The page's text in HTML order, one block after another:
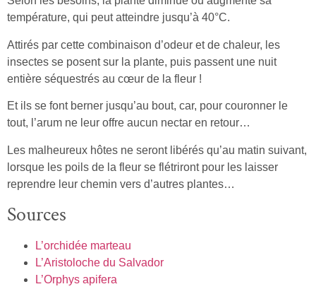
température, qui peut atteindre jusqu’à 40°C.
Attirés par cette combinaison d’odeur et de chaleur, les
insectes se posent sur la plante, puis passent une nuit
entière séquestrés au cœur de la fleur !
Et ils se font berner jusqu’au bout, car, pour couronner le
tout, l’arum ne leur offre aucun nectar en retour…
Les malheureux hôtes ne seront libérés qu’au matin suivant,
lorsque les poils de la fleur se flétriront pour les laisser
reprendre leur chemin vers d’autres plantes…
Sources
L’orchidée marteau
L’Aristoloche du Salvador
L’Orphys apifera